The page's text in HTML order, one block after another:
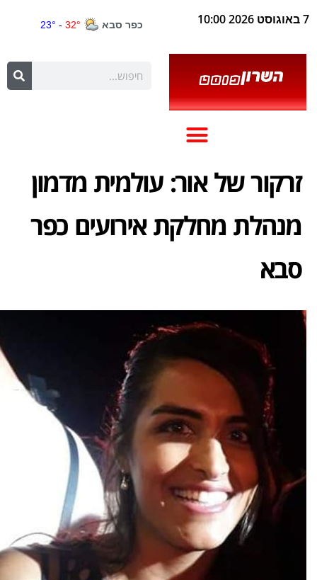
7 באוגוסט 2026 10:00
זרקור של אור: עולמית מדמון
מנהלת מחלקת אירועים כפר
סבא